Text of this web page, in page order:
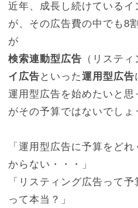
近年、成長し続けている
が、その広告費の中でも8
が
検索連動型広告 （リステ
イ広告 といった運用型広告
運用型広告を始めたいと
がその予算ではないでしょ
「運用型広告に予算をど
からない・・・」
「リスティング広告って
って本当？」